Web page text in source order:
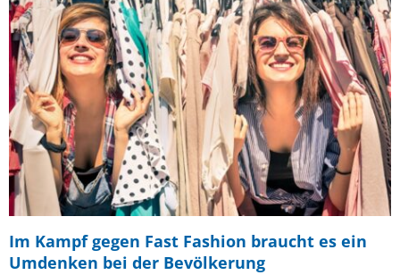
Im Kampf gegen Fast Fashion braucht es ein
Umdenken bei der Bevölkerung